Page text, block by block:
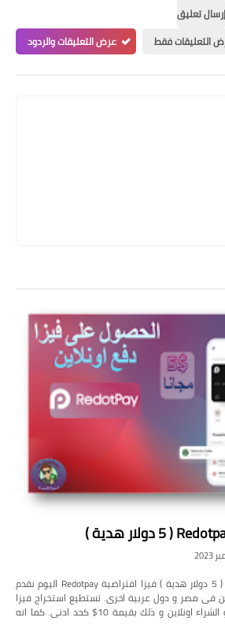
إرسال تعليق
التعليقات فقط
عرض التعليقات والردود
الحصول على فيزا Redotpay ( 5 دولار هدية ) فيزا افتراضية Redotpay اليوم نقدم
فى مصر و دول عربية اخرى. تستطيع استخراج فيزا
افتراضية و تجديد الدومين او الشراء اونلاين و ذلك بقيمة 10$ كحد ادنى. كما انه